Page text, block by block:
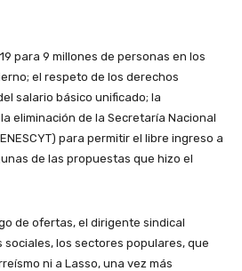
para 9 millones de personas en los
el respeto de los derechos
salario básico unificado; la
eliminación de la Secretaría Nacional
para permitir el libre ingreso a
de las propuestas que hizo el
de ofertas, el dirigente sindical
los sectores populares, que
ni a Lasso, una vez más